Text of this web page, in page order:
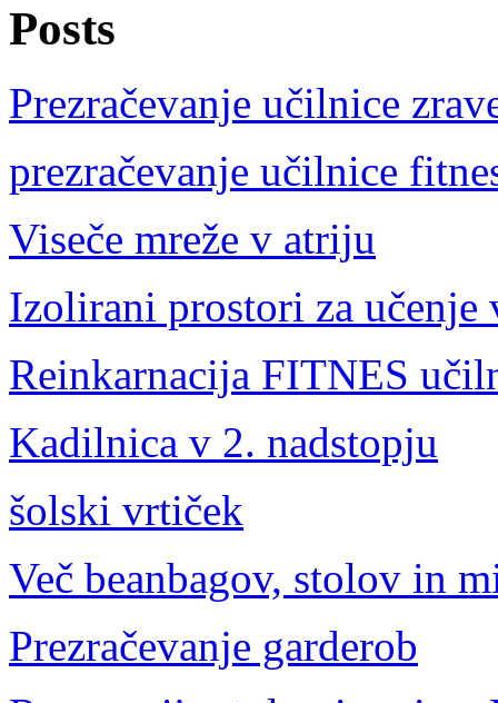
Posts
Prezračevanje učilnice
prezračevanje učilnice
Viseče mreže v atriju
Izolirani prostori za
Reinkarnacija FITNES
Kadilnica v 2. nadstopju
šolski vrtiček
Več beanbagov, stolov in
Prezračevanje garderob